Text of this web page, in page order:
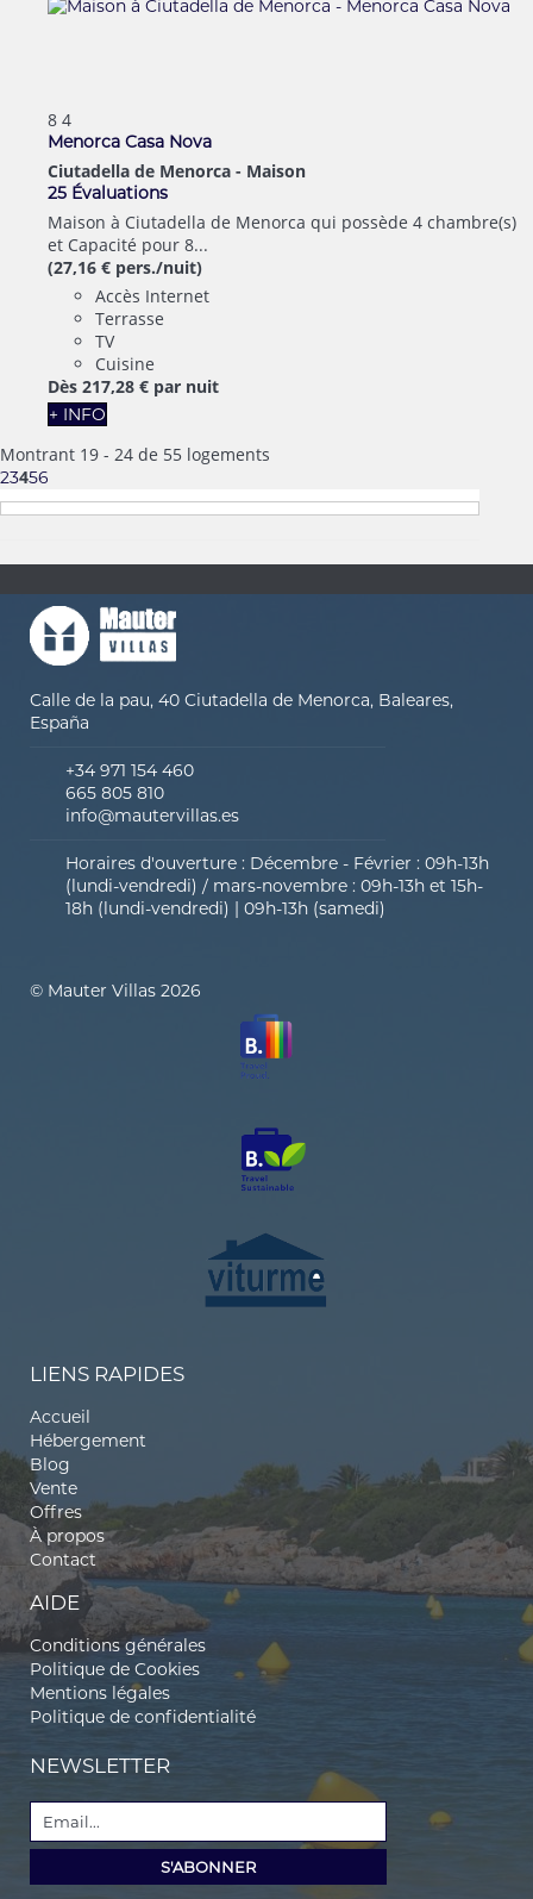
8 4
Menorca Casa Nova
Ciutadella de Menorca - Maison
25 Évaluations
Maison à Ciutadella de Menorca qui possède 4 chambre(s)
et Capacité pour 8...
(27,16 € pers./nuit)
Accès Internet
Terrasse
TV
Cuisine
Dès 217,28 € par nuit
+ INFO
Montrant 19 - 24 de 55 logements
23456
Calle de la pau, 40 Ciutadella de Menorca, Baleares,
España
+34 971 154 460
665 805 810
info@mautervillas.es
Horaires d'ouverture : Décembre - Février : 09h-13h
(lundi-vendredi) / mars-novembre : 09h-13h et 15h-
18h (lundi-vendredi) | 09h-13h (samedi)
© Mauter Villas 2026
LIENS RAPIDES
Accueil
Hébergement
Blog
Vente
Offres
À propos
Contact
AIDE
Conditions générales
Politique de Cookies
Mentions légales
Politique de confidentialité
NEWSLETTER